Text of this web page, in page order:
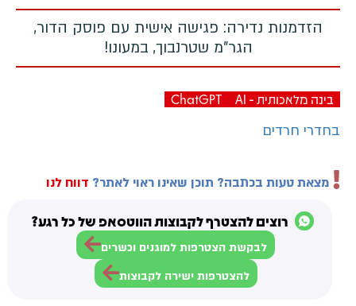
הזדמנות נדירה: פגישה אישית עם פוסק הדור,
הגר"מ שטרנבוך, במעונו!
בינה מלאכותית - AI ChatGPT
בחדרי חרדים
מצאת טעות בכתבה? תוכן שאינו ראוי לאתר? דווח לנו
רוצים להצטרף לקבוצות הווטסאפ של כל רגע?
לבקשת הצטרפות למוגנים וכשרים
להצטרפות ישירה לקבוצות